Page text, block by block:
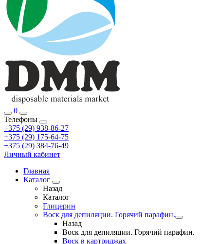
0
Телефоны
+375 (29) 938-86-27
+375 (29) 175-64-75
+375 (29) 384-76-49
Личный кабинет
Главная
Каталог
Назад
Каталог
Глицерин
Воск для депиляции. Горячий парафин.
Назад
Воск для депиляции. Горячий парафин.
Воск в картриджах